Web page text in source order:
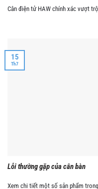
Cân điện tử HAW chính xác vượt
Lỗi thường gặp của cân bàn
Xem chi tiết một số sản phẩm
15
Th7